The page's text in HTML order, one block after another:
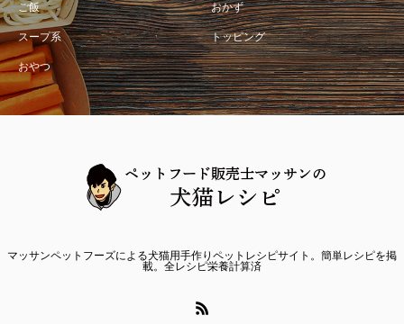
ご飯 おかず
スープ系 トッピング
おやつ
マッサンペットフーズによる犬猫用手作りペットレシピサイト。簡単レシピを掲
載。全レシピ栄養計算済